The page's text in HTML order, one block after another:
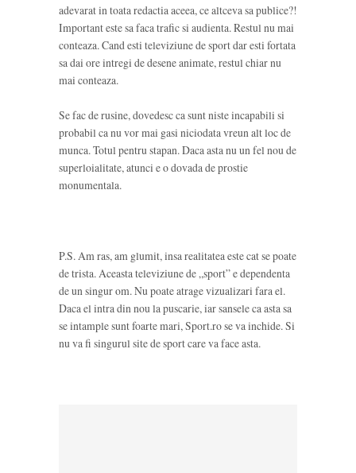
adevarat in toata redactia aceea, ce altceva sa publice?!
Important este sa faca trafic si audienta. Restul nu mai
conteaza. Cand esti televiziune de sport dar esti fortata
sa dai ore intregi de desene animate, restul chiar nu
mai conteaza.
Se fac de rusine, dovedesc ca sunt niste incapabili si
probabil ca nu vor mai gasi niciodata vreun alt loc de
munca. Totul pentru stapan. Daca asta nu un fel nou de
superloialitate, atunci e o dovada de prostie
monumentala.
P.S. Am ras, am glumit, insa realitatea este cat se poate
de trista. Aceasta televiziune de „sport” e dependenta
de un singur om. Nu poate atrage vizualizari fara el.
Daca el intra din nou la puscarie, iar sansele ca asta sa
se intample sunt foarte mari, Sport.ro se va inchide. Si
nu va fi singurul site de sport care va face asta.